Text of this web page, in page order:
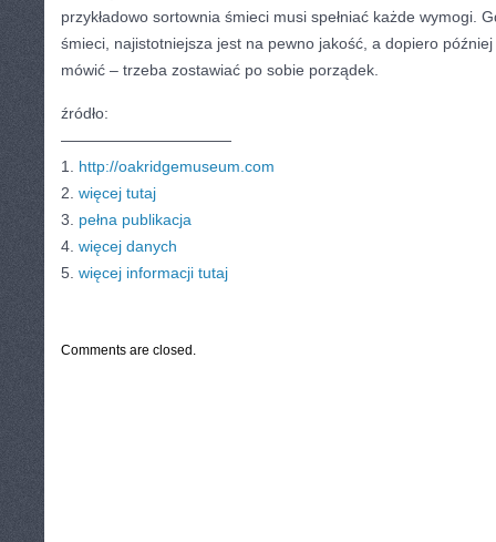
przykładowo sortownia śmieci musi spełniać każde wymogi.
śmieci, najistotniejsza jest na pewno jakość, a dopiero
mówić – trzeba zostawiać po sobie porządek.
źródło:
———————————
1. http://oakridgemuseum.com
2. więcej tutaj
3. pełna publikacja
4. więcej danych
5. więcej informacji tutaj
Comments are closed.